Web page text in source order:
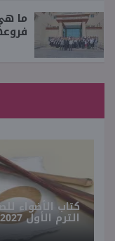
ما
كتاب الأضواء
الترم الأول 2027